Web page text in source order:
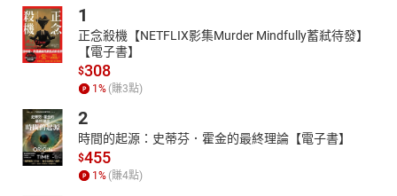
候，我們關心的是站穩腳跟的地方，就好像身處一場夢魘，一定要
知道自己安心的所在，才不會被徹底吞噬。
只要站得住腳，就有一席之地，是很有必要的信念。
1
正念殺機【NETFLIX影集Murder Mindfully蓄弒待發】
【電子書】
$308
1 % (賺3點)
2
時間的起源：史蒂芬．霍金的最終理論【電子書】
$455
1 % (賺4點)